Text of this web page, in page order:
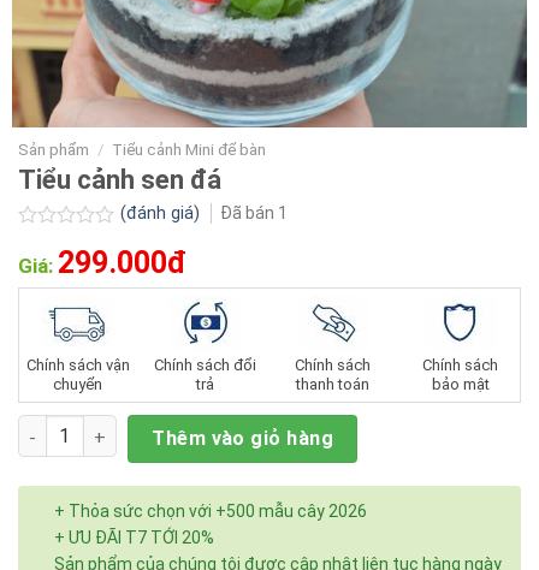
Sản phẩm / Tiểu cảnh Mini để bàn
Tiểu cảnh sen đá
xếp
(đánh giá) Đã bán 1
Giá: 299.000đ
Chính sách vận
chuyển
Chính sách đổi
trả
Chính sách
thanh toán
Chính sách
bảo mật
Số lượng Thêm vào giỏ hàng
+ Thỏa sức chọn với +500 mẫu cây 2026
+ ƯU ĐÃI T7 TỚI 20%
Sản phẩm của chúng tôi được cập nhật liên tục hàng ngày